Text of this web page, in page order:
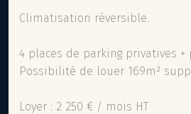
Climatisation réversible.
4 places de parking privatives +
Possibilité de louer 169m²
Loyer : 2 250 € / mois HT